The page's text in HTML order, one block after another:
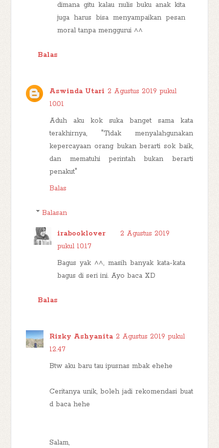
dimana gitu kalau nulis buku anak kita
juga harus bisa menyampaikan pesan
moral tanpa menggurui ^^
Balas
Aswinda Utari 2 Agustus 2019 pukul
10.01
Aduh aku kok suka banget sama kata
terakhirnya, "Tidak menyalahgunakan
kepercayaan orang bukan berarti sok baik,
dan mematuhi perintah bukan berarti
penakut"
Balas
Balasan
irabooklover
2 Agustus 2019
pukul 10.17
Bagus yak ^^, masih banyak kata-kata
bagus di seri ini. Ayo baca XD
Balas
Rizky Ashyanita 2 Agustus 2019 pukul
12.47
Btw aku baru tau ipusnas mbak ehehe
Ceritanya unik, boleh jadi rekomendasi buat
d baca hehe
Salam,